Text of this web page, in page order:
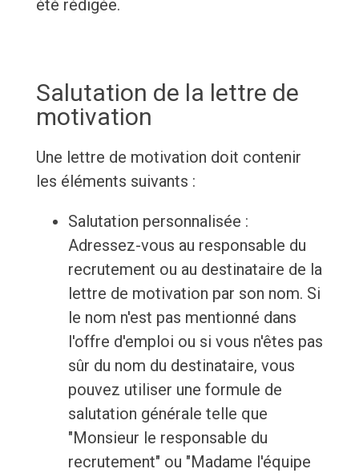
été rédigée.
Salutation de la lettre de
motivation
Une lettre de motivation doit contenir
les éléments suivants :
Salutation personnalisée :
Adressez-vous au responsable du
recrutement ou au destinataire de la
lettre de motivation par son nom. Si
le nom n'est pas mentionné dans
l'offre d'emploi ou si vous n'êtes pas
sûr du nom du destinataire, vous
pouvez utiliser une formule de
salutation générale telle que
"Monsieur le responsable du
recrutement" ou "Madame l'équipe